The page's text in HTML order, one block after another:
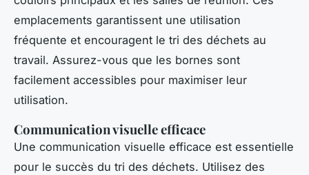
emplacements garantissent une utilisation
fréquente et encouragent le tri des déchets au
travail. Assurez-vous que les bornes sont
facilement accessibles pour maximiser leur
utilisation.
Communication visuelle efficace
Une communication visuelle efficace est essentielle
pour le succès du tri des déchets. Utilisez des